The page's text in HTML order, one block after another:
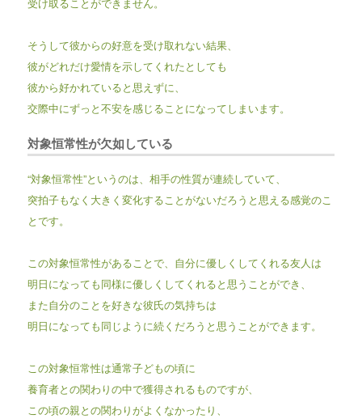
そうして彼からの好意を受け取れない結果、
彼がどれだけ愛情を示してくれたとしても
彼から好かれていると思えずに、
交際中にずっと不安を感じることになってしまいます。
対象恒常性が欠如している
“対象恒常性”というのは、相手の性質が連続していて、
突拍子もなく大きく変化することがないだろうと思える感覚のこ
とです。
この対象恒常性があることで、 自分に優しくしてくれる友人は
明日になっても同様に優しくしてくれると思うことができ、
また自分のことを好きな彼氏の気持ちは
明日になっても同じように続くだろうと思うことができます。
この対象恒常性は通常子どもの頃に
養育者との関わりの中で獲得されるものですが、
この頃の親との関わりがよくなかったり、